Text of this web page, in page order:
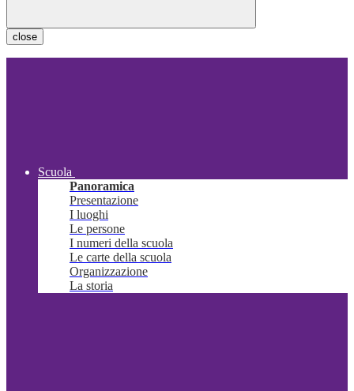
close
Scuola
Panoramica
Presentazione
I luoghi
Le persone
I numeri della scuola
Le carte della scuola
Organizzazione
La storia